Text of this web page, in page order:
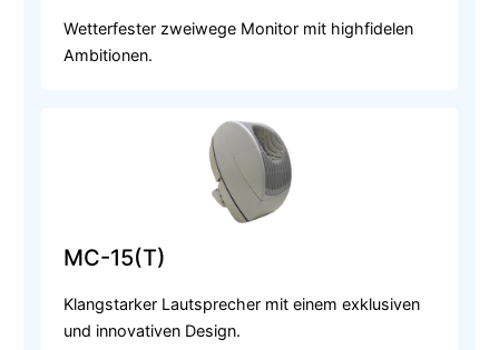
Wetterfester zweiwege Monitor mit highfidelen
Ambitionen.
MC-15(T)
Klangstarker Lautsprecher mit einem exklusiven
und innovativen Design.